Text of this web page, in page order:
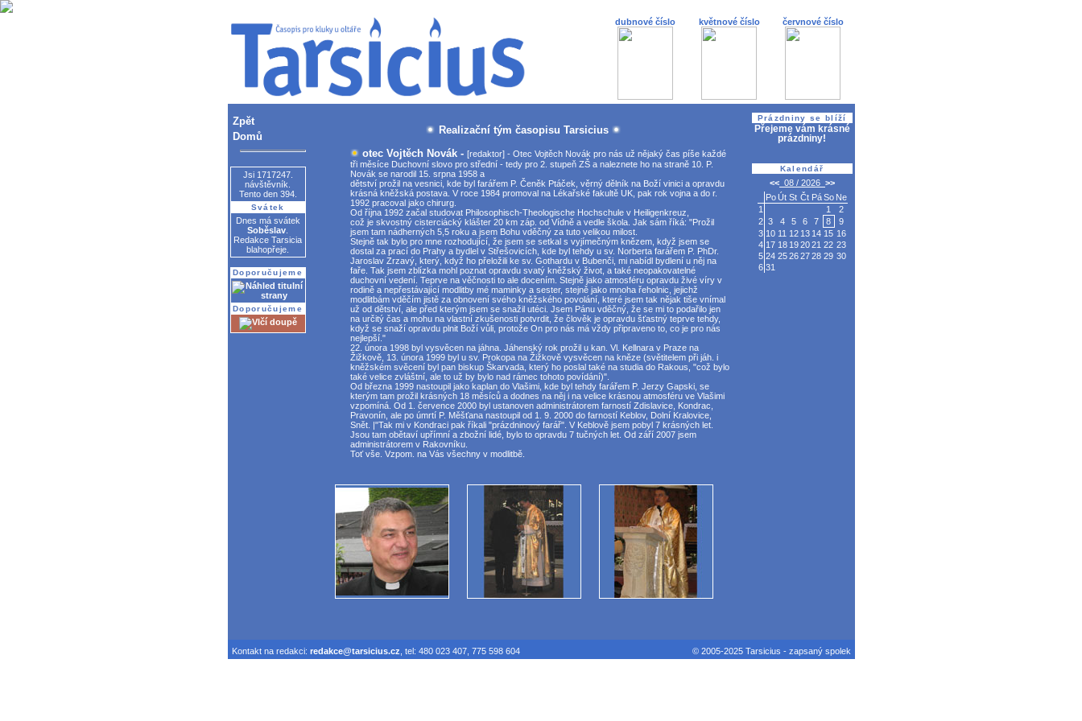
dubnové číslo květnové číslo červnové číslo
Zpět
Domů
Jsi 1717247.
návštěvník.
Tento den 394.
Svátek
Dnes má svátek
Soběslav
Redakce Tarsicia
blahopřeje.
Doporučujeme
Doporučujeme
Realizační tým časopisu Tarsicius
otec Vojtěch Novák - [redaktor] - Otec Vojtěch Novák pro nás už nějaký čas píše každé
tři měsíce Duchovní slovo pro střední - tedy pro 2. stupeň ZŠ a naleznete ho na straně 10. P.
Novák se narodil 15. srpna 1958 a
dětství prožil na vesnici, kde byl farářem P. Čeněk Ptáček, věrný dělník na Boží vinici a opravdu
krásná kněžská postava. V roce 1984 promoval na Lékařské fakultě UK, pak rok vojna a do r.
1992 pracoval jako chirurg.
Od října 1992 začal studovat Philosophisch-Theologische Hochschule v Heiligenkreuz,
což je skvostný cisterciácký klášter 20 km záp. od Vídně a vedle škola. Jak sám říká: "Prožil
jsem tam nádherných 5,5 roku a jsem Bohu vděčný za tuto velikou milost.
Stejně tak bylo pro mne rozhodující, že jsem se setkal s vyjímečným knězem, když jsem se
dostal za prací do Prahy a bydlel v Střešovicích, kde byl tehdy u sv. Norberta farářem P. PhDr.
Jaroslav Zrzavý, který, když ho přeložili ke sv. Gothardu v Bubenči, mi nabídl bydlení u něj na
faře. Tak jsem zblízka mohl poznat opravdu svatý kněžský život, a také neopakovatelné
duchovní vedení. Teprve na věčnosti to ale docením. Stejně jako atmosféru opravdu živé víry v
rodině a nepřestávající modlitby mé maminky a sester, stejně jako mnoha řeholnic, jejichž
modlitbám vděčím jistě za obnovení svého kněžského povolání, které jsem tak nějak tiše vnímal
už od dětství, ale před kterým jsem se snažil utéci. Jsem Pánu vděčný, že se mi to podařilo jen
na určitý čas a mohu na vlastní zkušenosti potvrdit, že člověk je opravdu šťastný teprve tehdy,
když se snaží opravdu plnit Boží vůli, protože On pro nás má vždy připraveno to, co je pro nás
nejlepší."
22. února 1998 byl vysvěcen na jáhna. Jáhenský rok prožil u kan. Vl. Kellnara v Praze na
Žižkově, 13. února 1999 byl u sv. Prokopa na Žižkově vysvěcen na kněze (světitelem při jáh. i
kněžském svěcení byl pan biskup Škarvada, který ho poslal také na studia do Rakous, "což bylo
také velice zvláštní, ale to už by bylo nad rámec tohoto povídání)".
Od března 1999 nastoupil jako kaplan do Vlašimi, kde byl tehdy farářem P. Jerzy Gapski, se
kterým tam prožil krásných 18 měsíců a dodnes na něj i na velice krásnou atmosféru ve Vlašimi
vzpomíná. Od 1. července 2000 byl ustanoven administrátorem farností Zdislavice, Kondrac,
Pravonín, ale po úmrtí P. Měšťana nastoupil od 1. 9. 2000 do farností Keblov, Dolní Kralovice,
Snět. |"Tak mi v Kondraci pak říkali "prázdninový farář". V Keblově jsem pobyl 7 krásných let.
Jsou tam obětaví upřímní a zbožní lidé, bylo to opravdu 7 tučných let. Od září 2007 jsem
administrátorem v Rakovníku.
Toť vše. Vzpom. na Vás všechny v modlitbě.
Prázdniny se blíží
Přejeme vám krásné
prázdniny!
Kalendář
Kontakt na redakci: redakce@tarsicius.cz , tel: 480 023 407, 775 598 604 © 2005-2025 Tarsicius - zapsaný spolek